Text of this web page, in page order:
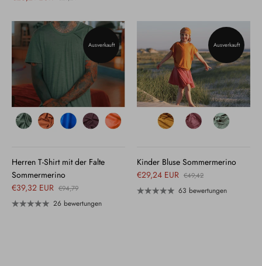
Ausverkauft
Herren T-Shirt mit der Falte
Sommermerino
€39,32 EUR €94,79
26 bewertungen
Ausverkauft
Kinder Bluse Sommermerino
€29,24 EUR €49,42
63 bewertungen